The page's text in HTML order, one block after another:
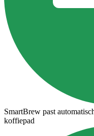
SmartBrew past
koffiepad